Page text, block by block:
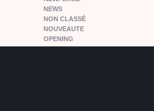
NEWS
NON CLASSÉ
NOUVEAUTE
OPENING
PARIS